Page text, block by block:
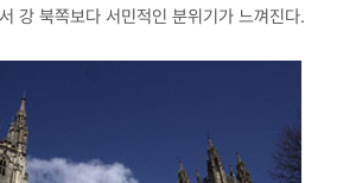
강 북쪽보다 서민적인 분위기가 느껴진다.